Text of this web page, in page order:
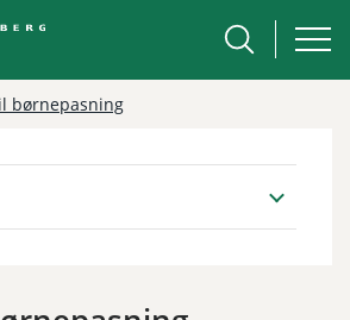
børnepasning